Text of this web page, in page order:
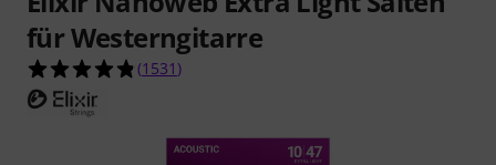
für Westerngitarre
4.8 von 5 Sternen aus 1531
(1531 )